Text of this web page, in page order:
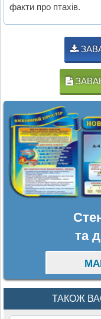
факти про птахів.
та
ТАКОЖ